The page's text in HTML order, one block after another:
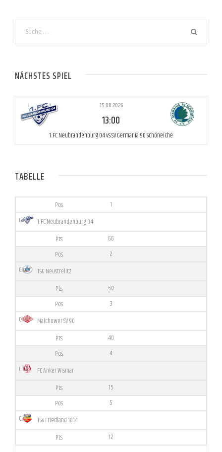
NÄCHSTES SPIEL
15.08.2026
13:00
1. FC Neubrandenburg 04 vs SV Germania 90 Schöneiche
TABELLE
1
1. FC Neubrandenburg 04
66
2
TSG Neustrelitz
50
3
Malchower SV 90
40
4
FC Anker Wismar
15
5
TSV Friedland 1814
12